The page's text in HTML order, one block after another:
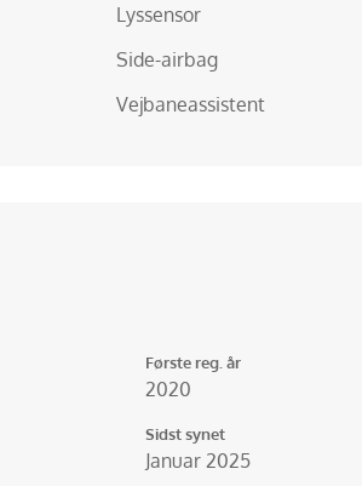
Lyssensor
Side-airbag
Vejbaneassistent
Første reg. år
2020
Sidst synet
Januar 2025